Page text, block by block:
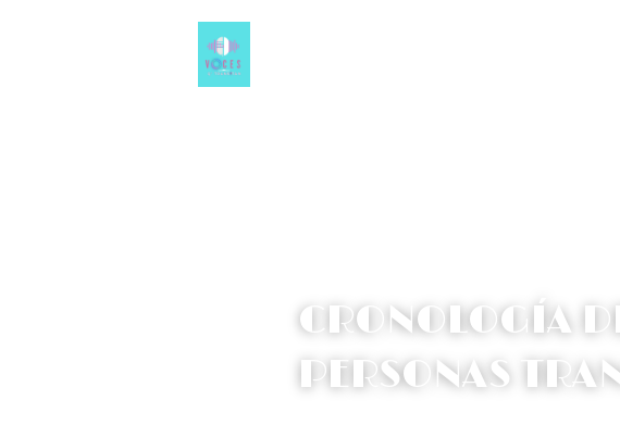
CRONOLOGÍA
PERSONAS